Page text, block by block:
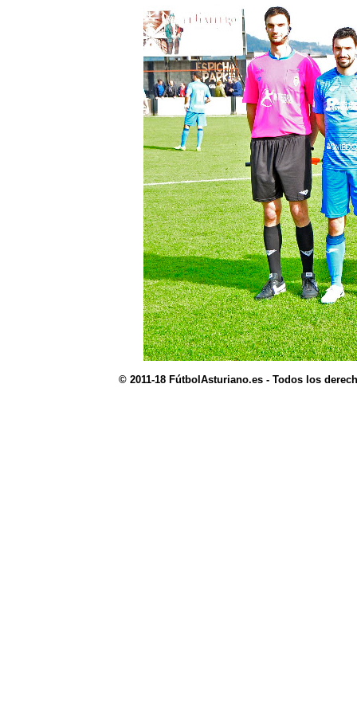
© 2011-18 FútbolAsturiano.es - Todos los